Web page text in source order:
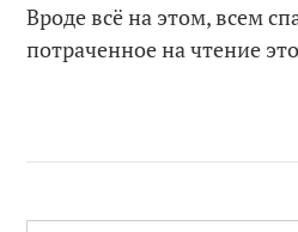
Вроде всё на этом, всем
потраченное на чтение